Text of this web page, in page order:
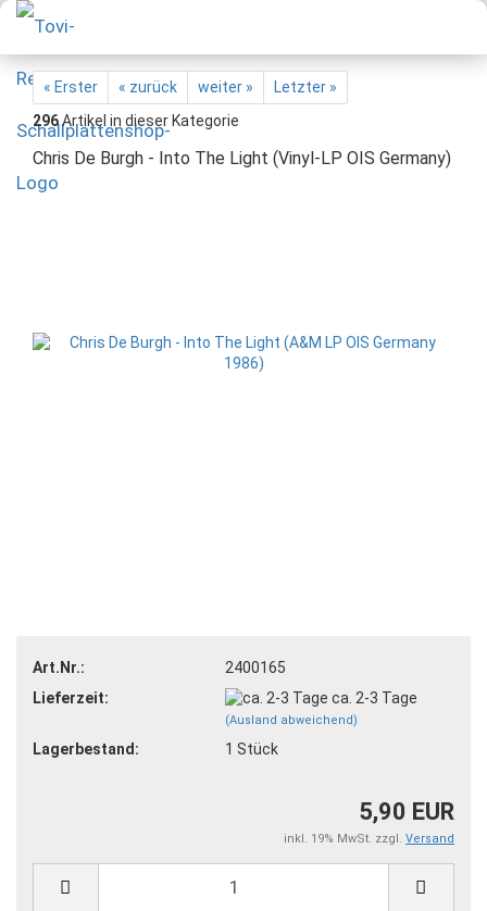
« Erster « zurück weiter »
Letzter »
296Artikel in dieser Kategorie
Chris De Burgh - Into The Light (Vinyl-LP OIS Germany)
Art.Nr.:
2400165
Lieferzeit:
ca. 2-3 Tage
(Ausland abweichend)
Lagerbestand: 1 Stück
5,90 EUR
inkl. 19% MwSt. zzgl. Versand